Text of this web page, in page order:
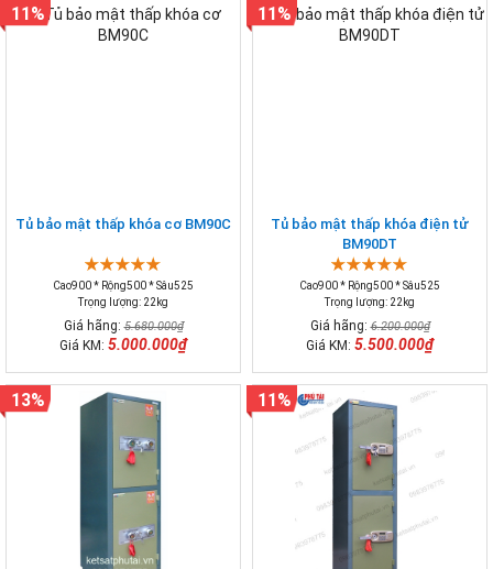
Tủ bảo mật thấp khóa cơ BM90C
Cao900 * Rộng500 * Sâu525
Trọng lượng: 22kg
Giá hãng:5.680.000₫
Giá KM: 5.000.000₫
11%
Tủ bảo mật thấp khóa điện tử
BM90DT
Cao900 * Rộng500 * Sâu525
Trọng lượng: 22kg
Giá hãng:6.200.000₫
Giá KM: 5.500.000₫
11%
13% 11%